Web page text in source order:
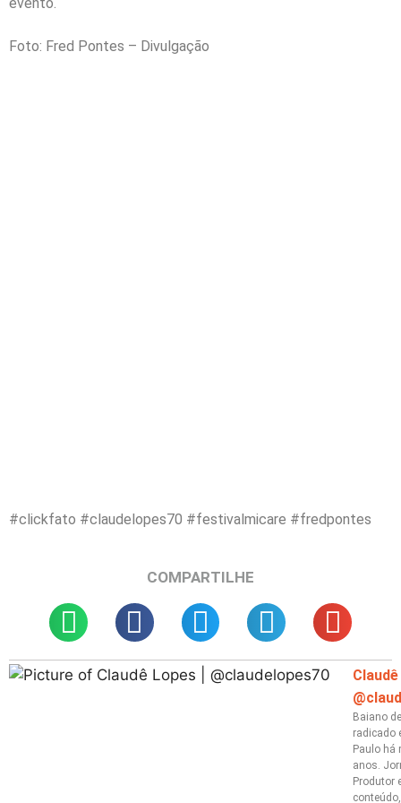
Foto: Fred Pontes – Divulgação
#clickfato #claudelopes70 #festivalmicare #fredpontes
COMPARTILHE
Baiano
radicado
Paulo há
anos.
Produtor